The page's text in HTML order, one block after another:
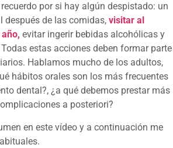
por si hay algún despistado: un
después de las comidas, visitar al
evitar ingerir bebidas alcohólicas y
estas acciones deben formar parte
Hablamos mucho de los adultos,
hábitos orales son los más frecuentes
dental?, ¿a qué debemos prestar más
a posteriori?
en este vídeo y a continuación me